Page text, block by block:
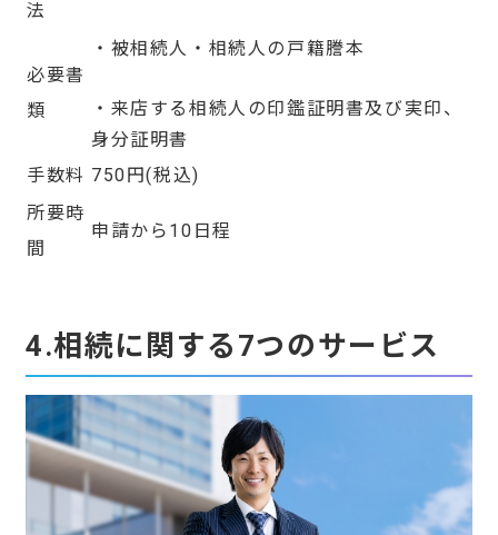
法
必要書
類
・被相続人・相続人の戸籍謄本
・来店する相続人の印鑑証明書及び実印、
身分証明書
手数料 750円(税込)
所要時
間
申請から10日程
4.相続に関する7つのサービス